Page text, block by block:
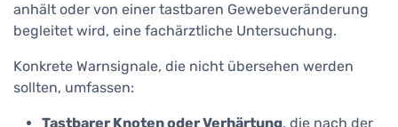
anhält oder von einer tastbaren Gewebeveränderung
begleitet wird, eine fachärztliche Untersuchung.
Konkrete Warnsignale, die nicht übersehen werden
sollten, umfassen:
Tastbarer Knoten oder Verhärtung, die nach der